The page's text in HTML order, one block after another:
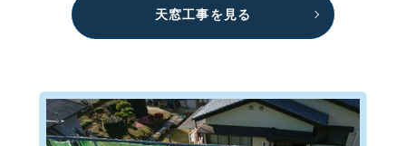
天窓工事を見る